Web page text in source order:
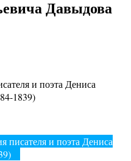
Давыдова
и поэта Дениса
1839)
писателя и поэта Дениса